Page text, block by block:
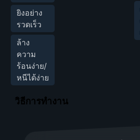
ยิงอย่าง
รวดเร็ว
ล้าง
ความ
ร้อนง่าย/
หนีได้ง่าย
วิธีการทำงาน